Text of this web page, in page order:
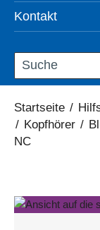
Kontakt
Startseite /
/ Kopfhörer /
NC